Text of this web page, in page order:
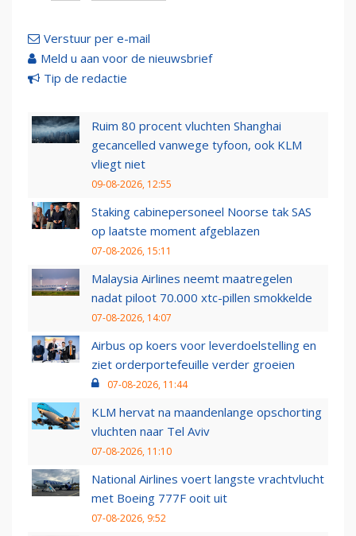
Verstuur per e-mail
Meld u aan voor de nieuwsbrief
Tip de redactie
Ruim 80 procent vluchten Shanghai
gecancelled vanwege tyfoon, ook KLM
vliegt niet
09-08-2026, 12:55
Staking cabinepersoneel Noorse tak SAS
op laatste moment afgeblazen
07-08-2026, 15:11
Malaysia Airlines neemt maatregelen
nadat piloot 70.000 xtc-pillen smokkelde
07-08-2026, 14:07
Airbus op koers voor leverdoelstelling en
ziet orderportefeuille verder groeien
07-08-2026, 11:44
KLM hervat na maandenlange opschorting
vluchten naar Tel Aviv
07-08-2026, 11:10
National Airlines voert langste vrachtvlucht
met Boeing 777F ooit uit
07-08-2026, 9:52